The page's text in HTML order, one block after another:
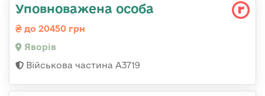
Уповноважена особа
до 20450 грн
Яворів
Військова частина А3719